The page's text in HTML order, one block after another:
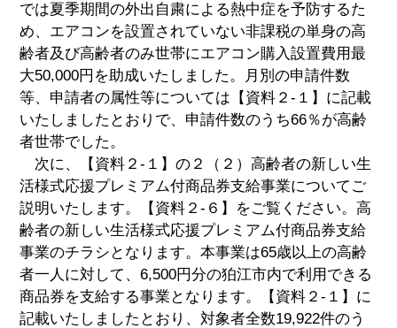
では夏季期間の外出自粛による熱中症を予防するた
め、エアコンを設置されていない非課税の単身の高
齢者及び高齢者のみ世帯にエアコン購入設置費用最
大50,000円を助成いたしました。月別の申請件数
等、申請者の属性等については【資料２-１】に記載
いたしましたとおりで、申請件数のうち66％が高齢
者世帯でした。
次に、【資料２-１】の２（２）高齢者の新しい生
活様式応援プレミアム付商品券支給事業についてご
説明いたします。【資料２-６】をご覧ください。高
齢者の新しい生活様式応援プレミアム付商品券支給
事業のチラシとなります。本事業は65歳以上の高齢
者一人に対して、6,500円分の狛江市内で利用できる
商品券を支給する事業となります。【資料２-１】に
記載いたしましたとおり、対象者全数19,922件のう